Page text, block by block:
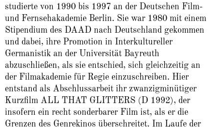
studierte von 1990 bis 1997 an der Deutschen Film-
und Fernsehakademie Berlin. Sie war 1980 mit einem
Stipendium des DAAD nach Deutschland gekommen
und dabei, ihre Promotion in Interkultureller
Germanistik an der Universität Bayreuth
abzuschließen, als sie entschied, sich gleichzeitig an
der Filmakademie für Regie einzuschreiben. Hier
entstand als Abschlussarbeit ihr zwanzigminütiger
Kurzfilm ALL THAT GLITTERS (D 1992), der
insofern ein recht sonderbarer Film ist, als er die
Grenzen des Genrekinos überschreitet. Im Laufe der